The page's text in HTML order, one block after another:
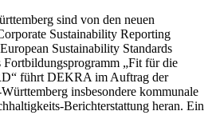
sind von den neuen
Sustainability Reporting
Sustainability Standards
„Fit für die
führt DEKRA im Auftrag der
insbesondere kommunale
Berichterstattung heran. Ein